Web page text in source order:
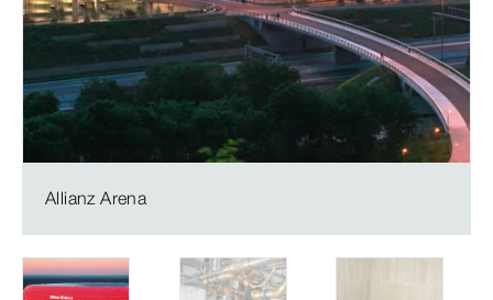
Allianz Arena